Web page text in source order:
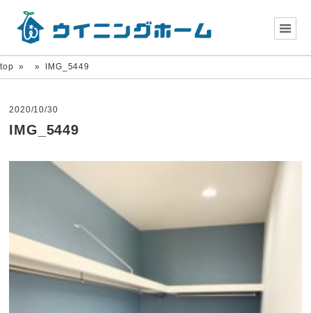
top » » IMG_5449
2020/10/30
IMG_5449